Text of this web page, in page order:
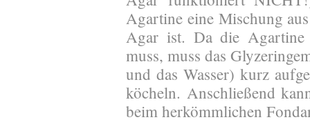
Agartine eine Mischung
Agar ist. Da die Agartine
muss, muss das
und das Wasser) kurz
köcheln. Anschließend
beim herkömmlichen